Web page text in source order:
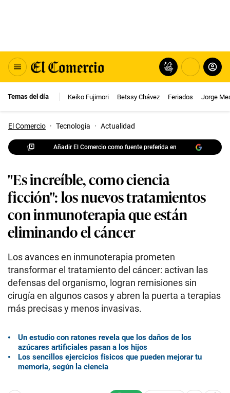
Temas del día Keiko Fujimori Betssy Chávez Feriados Jorge
El Comercio · Tecnologia · Actualidad
Añadir El Comercio como fuente preferida en
"Es increíble, como ciencia
ficción": los nuevos tratamientos
con inmunoterapia que están
eliminando el cáncer
Los avances en inmunoterapia prometen
transformar el tratamiento del cáncer: activan las
defensas del organismo, logran remisiones sin
cirugía en algunos casos y abren la puerta a terapias
más precisas y menos invasivas.
Un estudio con ratones revela que los daños de los
azúcares artificiales pasan a los hijos
Los sencillos ejercicios físicos que pueden mejorar tu
memoria, según la ciencia